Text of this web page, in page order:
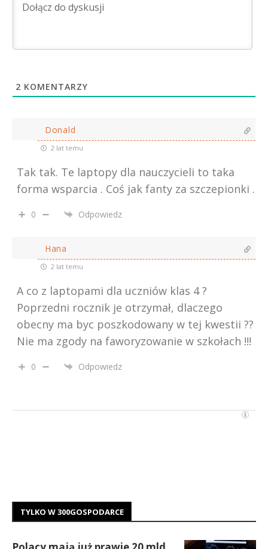
2 KOMENTARZY
Donald
2 lat temu
Tak tak. Te laptopy dla nauczycieli to taka
forma wsparcia . Coś jak fanty za szczepionki .
0 Odpowiedz
Hana
2 lat temu
A co z laptopami dla uczniów klas 4 ?
Poprzedni rocznik je otrzymał, dlaczego
obecny ma byc poszkodowany w tej kwestii ??
Nie ma zgody na faworyzowanie w szkołach !!!
0 Odpowiedz
TYLKO W 300GOSPODARCE